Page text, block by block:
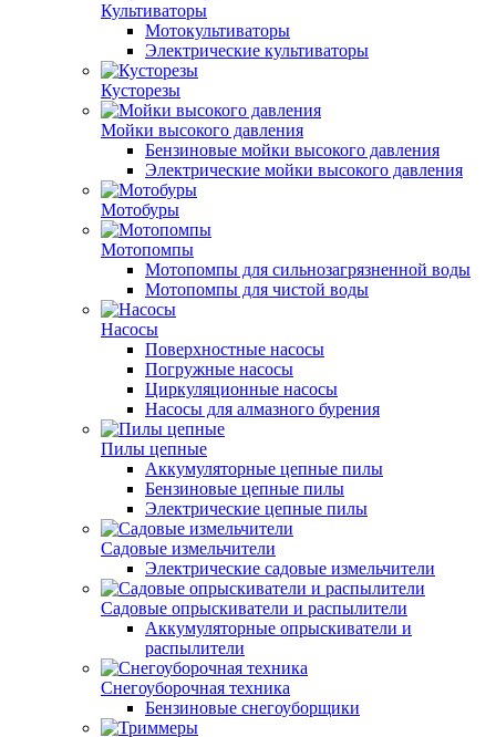
Культиваторы
Мотокультиваторы
Электрические культиваторы
Кусторезы
Мойки высокого давления
Бензиновые мойки высокого давления
Электрические мойки высокого давления
Мотобуры
Мотопомпы
Мотопомпы для сильнозагрязненной воды
Мотопомпы для чистой воды
Насосы
Поверхностные насосы
Погружные насосы
Циркуляционные насосы
Насосы для алмазного бурения
Пилы цепные
Аккумуляторные цепные пилы
Бензиновые цепные пилы
Электрические цепные пилы
Садовые измельчители
Электрические садовые измельчители
Садовые опрыскиватели и распылители
Аккумуляторные опрыскиватели и
распылители
Снегоуборочная техника
Бензиновые снегоуборщики